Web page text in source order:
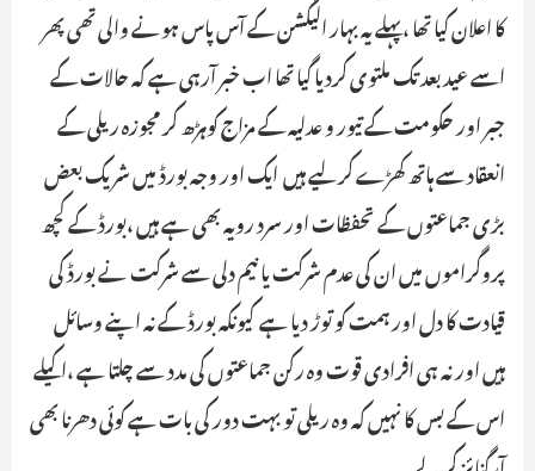
کا اعلان کیا تھا ،پہلے یہ بہار الیکشن کے آس پاس ہونے والی تھی پھر
اسے عید بعد تک ملتوی کردیا گیا تھاـ اب خبر آرہی ہے کہ حالات کے
جبر اور حکومت کے تیور و عدلیہ کے مزاج کوہڑھ کر مجوزہ ریلی کے
انعقاد سے ہاتھ کھڑے کرلیے ہیں ـ ایک اور وجہ بورڈ میں شریک بعض
بڑی جماعتوں کے تحفظات اور سرد رویہ بھی ہے ہیں ،بورڈ کے کچھ
پروگراموں میں ان کی عدم شرکت یا نیم دلی سے شرکت نے بورڈ کی
قیادت کا دل اور ہمت کو توڑ دیا ہے ـ کیونکہ بورڈ کے نہ اپنے وسائل
ہیں اور نہ ہی افرادی قوت وہ رکن جماعتوں کی مدد سے چلتا ہے ،اکیلے
اس کے بس کا نہیں کہ وہ ریلی تو بہت دور کی بات ہے کوئی دھرنا بھی